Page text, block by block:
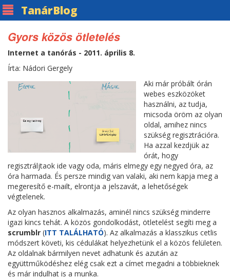
TanárBlog
Gyors közös ötletelés
Internet a tanórás - 2011. április 8.
Írta: Nádori Gergely
Aki már próbált órán
webes eszközöket
használni, az tudja,
micsoda öröm az olyan
oldal, amihez nincs
szükség regisztrációra.
Ha azzal kezdjük az
órát, hogy
regisztráljtaok ide vagy oda, máris elmegy egy negyed óra, az
óra harmada. És persze mindig van valaki, aki nem kapja meg a
megeresítő e-mailt, elrontja a jelszavát, a lehetőségek
végtelenek.
Az olyan hasznos alkalmazás, aminél nincs szükség minderre
igazi kincs tehát. A közös gondolkodást, ötletelést segíti meg a
scrumblr (ITT TALÁLHATÓ). Az alkalmazás a klasszikus cetlis
módszert követi, kis cédulákat helyezhetünk el a közös felületen.
Az oldalnak bármilyen nevet adhatunk és azután az
együttműködéshez elég csak ezt a címet megadni a többieknek
és már indulhat is a munka.